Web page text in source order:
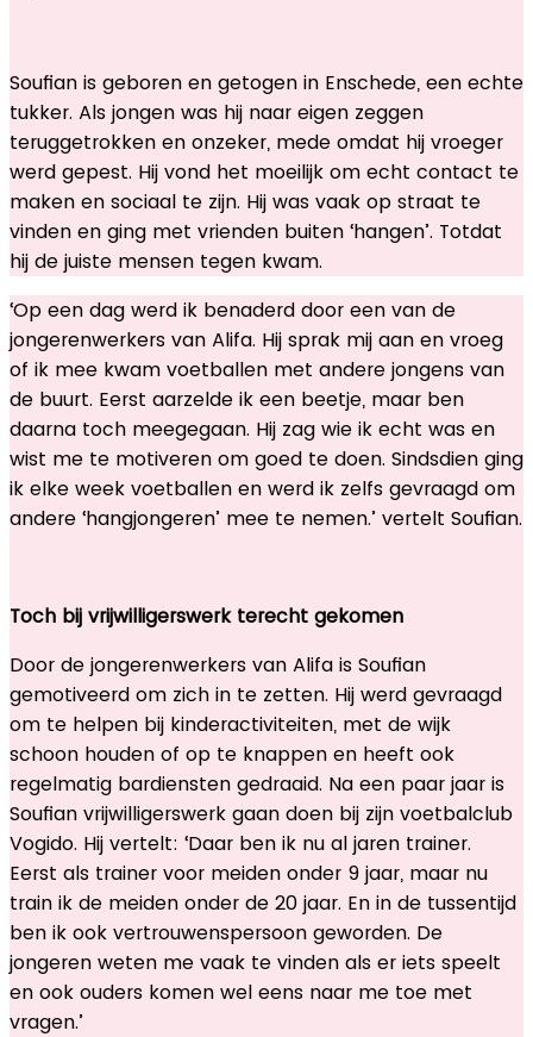
Soufian is geboren en getogen in Enschede, een echte
tukker. Als jongen was hij naar eigen zeggen
teruggetrokken en onzeker, mede omdat hij vroeger
werd gepest. Hij vond het moeilijk om echt contact te
maken en sociaal te zijn. Hij was vaak op straat te
vinden en ging met vrienden buiten ‘hangen’. Totdat
hij de juiste mensen tegen kwam.
‘Op een dag werd ik benaderd door een van de
jongerenwerkers van Alifa. Hij sprak mij aan en vroeg
of ik mee kwam voetballen met andere jongens van
de buurt. Eerst aarzelde ik een beetje, maar ben
daarna toch meegegaan. Hij zag wie ik echt was en
wist me te motiveren om goed te doen. Sindsdien ging
ik elke week voetballen en werd ik zelfs gevraagd om
andere ‘hangjongeren’ mee te nemen.’ vertelt Soufian.
Toch bij vrijwilligerswerk terecht gekomen
Door de jongerenwerkers van Alifa is Soufian
gemotiveerd om zich in te zetten. Hij werd gevraagd
om te helpen bij kinderactiviteiten, met de wijk
schoon houden of op te knappen en heeft ook
regelmatig bardiensten gedraaid. Na een paar jaar is
Soufian vrijwilligerswerk gaan doen bij zijn voetbalclub
Vogido. Hij vertelt: ‘Daar ben ik nu al jaren trainer.
Eerst als trainer voor meiden onder 9 jaar, maar nu
train ik de meiden onder de 20 jaar. En in de tussentijd
ben ik ook vertrouwenspersoon geworden. De
jongeren weten me vaak te vinden als er iets speelt
en ook ouders komen wel eens naar me toe met
vragen.’